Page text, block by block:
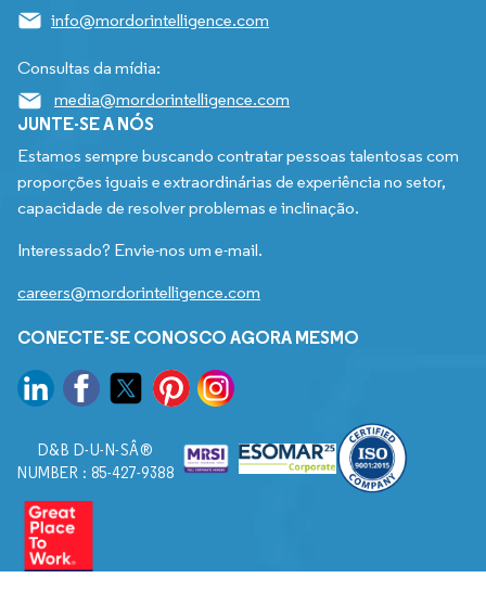
info@mordorintelligence.com
Consultas da mídia:
media@mordorintelligence.com
JUNTE-SE A NÓS
Estamos sempre buscando contratar pessoas talentosas com
proporções iguais e extraordinárias de experiência no setor,
capacidade de resolver problemas e inclinação.
Interessado? Envie-nos um e-mail.
careers@mordorintelligence.com
CONECTE-SE CONOSCO AGORA MESMO
D&B D-U-N-SÂ®
NUMBER : 85-427-9388